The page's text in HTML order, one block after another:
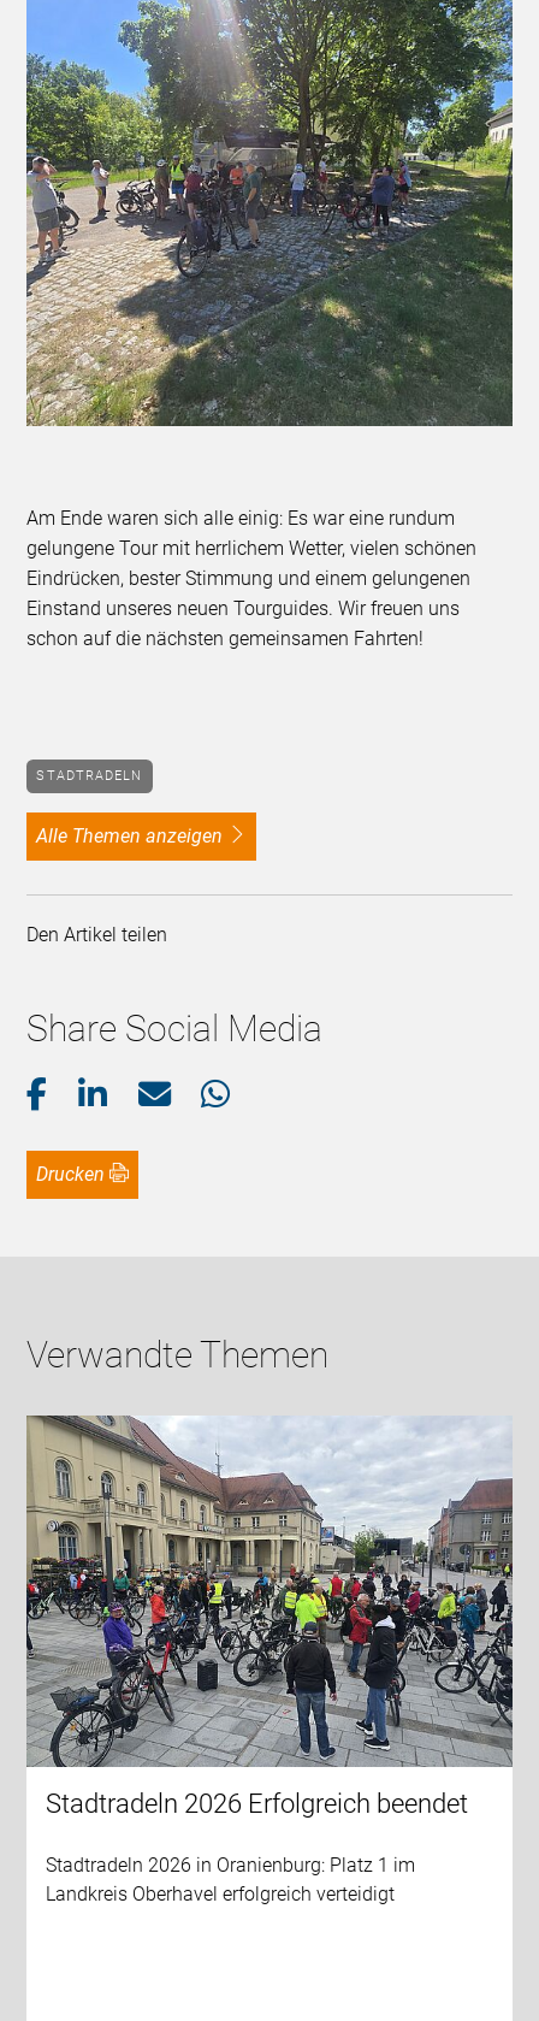
Am Ende waren sich alle einig: Es war eine rundum
gelungene Tour mit herrlichem Wetter, vielen schönen
Eindrücken, bester Stimmung und einem gelungenen
Einstand unseres neuen Tourguides. Wir freuen uns
schon auf die nächsten gemeinsamen Fahrten!
STADTRADELN
alle Themen anzeigen
Den Artikel teilen
Share Social Media
Drucken
Verwandte Themen
Stadtradeln 2026 Erfolgreich beendet
Stadtradeln 2026 in Oranienburg: Platz 1 im
Landkreis Oberhavel erfolgreich verteidigt